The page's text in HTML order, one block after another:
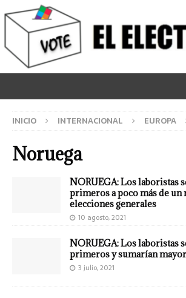
INICIO INTERNACIONAL EUROPA
Noruega
NORUEGA: Los laboristas
primeros a poco más de un
elecciones generales
10 agosto, 2021
NORUEGA: Los laboristas
primeros y sumarían
3 julio, 2021